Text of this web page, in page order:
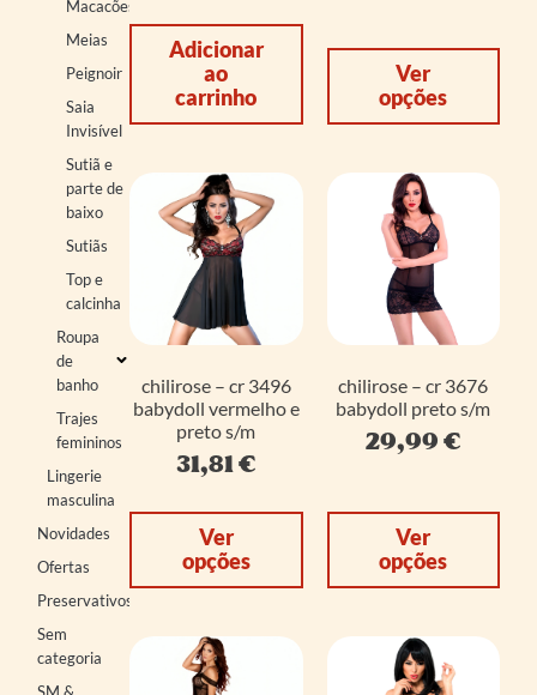
Macacões
Meias
Peignoir
Saia
Invisível
Sutiã e
parte de
baixo
Sutiãs
Top e
calcinha
Roupa
de
banho
Trajes
femininos
Lingerie
masculina
Novidades
Ofertas
Preservativos
Sem
categoria
SM &
Adicionar
ao
carrinho
Ver
opções
chilirose – cr 3496
babydoll vermelho e
preto s/m
31,81€
Ver
opções
chilirose – cr 3676
babydoll preto s/m
29,99€
Ver
opções